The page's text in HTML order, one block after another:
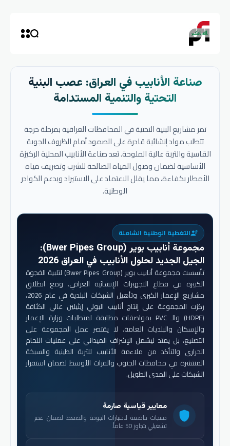
صناعة الأنابيب في العراق: عصب البنية
التحتية والتنمية المستدامة
تمر مشاريع البنية التحتية في المحافظات العراقية بمرحلة حرجة
تتطلب مواد إنشائية قادرة على الصمود أمام الظروف الجوية
القاسية والتربة عالية الملوحة. تعد صناعة الأنابيب المحلية الركيزة
الأساسية لضمان وصول المياه الصالحة للشرب وتصريف مياه
الأمطار بكفاءة، مما يقلل الاعتماد على الاستيراد ويدعم الكوادر
الوطنية.
engineeringالتغطية الوطنية الشاملة
مجموعة أنابيب بوير (Bwer Pipes Group)
:
الجيل الجديد لحلول الأنابيب في العراق 2026
تأسست مجموعة أنابيب بوير (Bwer Pipes Group) لتلبية الفجوة
الكبيرة في قطاع التجهيزات الإنشائية العراقي. ومع انطلاق
مشاريع الإعمار الكبرى وتأهيل الشبكات البلدية في عام 2026،
ركزت المجموعة على إنتاج أنابيب البولي إيثيلين عالي الكثافة
(HDPE) والـ PVC بمواصفات مطابقة لمتطلبات وزارة الإعمار
والإسكان والبلديات العامة. لا يقتصر عمل المجموعة على
التصنيع، بل يمتد ليشمل الإشراف الميداني على عمليات اللحام
الحراري والتأكد من ملاءمة الأنابيب للتربة الطينية والسبخة
المنتشرة في محافظات الجنوب والفرات الأوسط لضمان استقرار
الشبكات على المدى الطويل.
shield
معايير قياسية صارمة
منتجات خاضعة لاختبارات الجودة والضغط لضمان عمر
تشغيلي يتجاوز 50 عاماً.